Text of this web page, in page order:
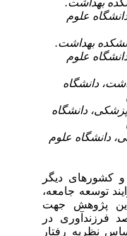
علوم
بهداشت.
علوم
دانشگاه
دانشگاه
دانشگاه علوم
کشورهای دیگر
توسعه جامعه،
پژوهش جهت
در
نظریه رفتار